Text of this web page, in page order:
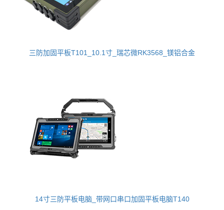
三防加固平板T101_10.1寸_瑞芯微RK3568_镁铝合金
14寸三防平板电脑_带网口串口加固平板电脑T140